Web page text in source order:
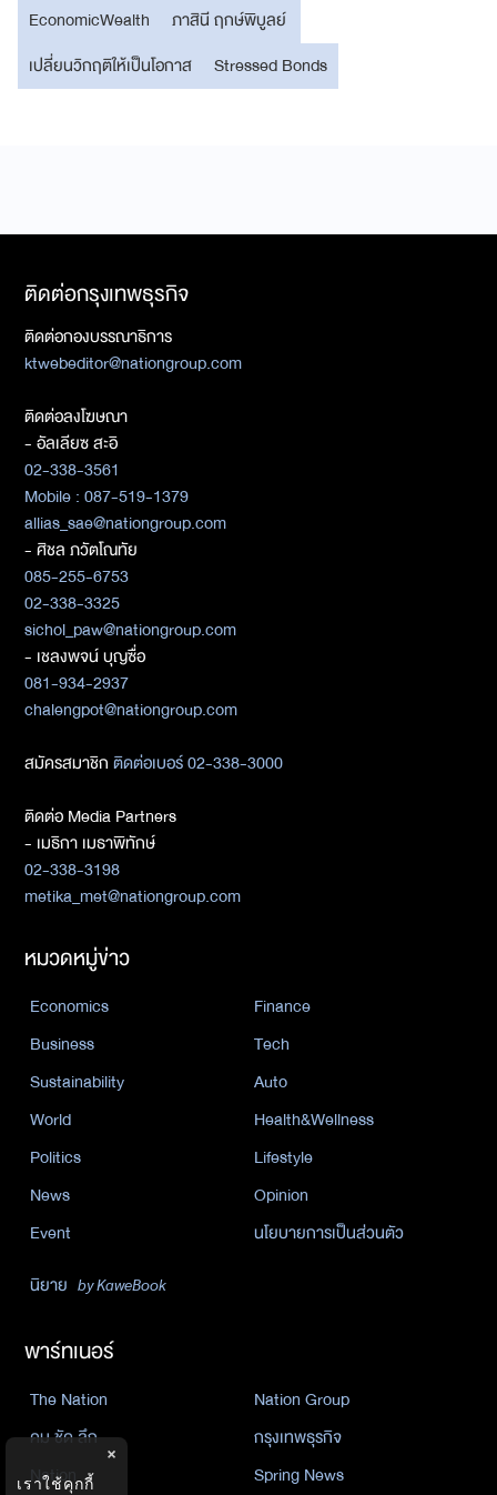
EconomicWealth
ภาสินี ฤกษ์พิบูลย์
เปลี่ยนวิกฤติให้เป็นโอกาส
Stressed Bonds
ติดต่อกรุงเทพธุรกิจ
ติดต่อกองบรรณาธิการ
ktwebeditor@nationgroup.com
ติดต่อลงโฆษณา
- อัลเลียซ สะอิ
02-338-3561
Mobile : 087-519-1379
allias_sae@nationgroup.com
- ศิชล ภวัตโณทัย
085-255-6753
02-338-3325
sichol_paw@nationgroup.com
- เชลงพจน์ บุญซื่อ
081-934-2937
chalengpot@nationgroup.com
สมัครสมาชิกติดต่อเบอร์ 02-338-3000
ติดต่อ Media Partners
- เมธิกา เมธาพิทักษ์
02-338-3198
metika_met@nationgroup.com
หมวดหมู่ข่าว
Economics
Finance
Business
Tech
Sustainability
Auto
World
Health&Wellness
Politics
Lifestyle
News
Opinion
Event
นโยบายการเป็นส่วนตัว
นิยาย by KaweBook
พาร์ทเนอร์
The Nation
Nation Group
คม ชัด ลึก
กรุงเทพธุรกิจ
Nation
Spring News
×
เราใช้คุกกี้